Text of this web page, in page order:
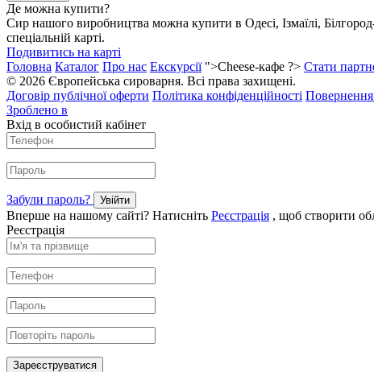
Де можна купити?
Сир нашого виробництва можна купити в Одесі, Ізмаїлі,
спеціальній карті.
Подивитись на карті
Головна Каталог Про нас Екскурсії">Cheese-кафе ?> Стати
© 2026 Європейська сироварня. Всі права захищені.
Договір публічної оферти Політика конфіденційності Повернення
Зроблено в
Вхід в особистий кабінет
Забули пароль? Увійти
Вперше на нашому сайті? Натисніть Реєстрація , щоб створити
Реєстрація
Зареєструватися